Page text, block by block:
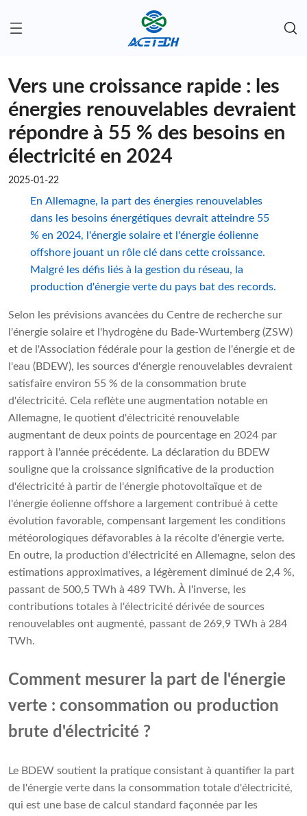
Vers une croissance rapide : les
énergies renouvelables devraient
répondre à 55 % des besoins en
électricité en 2024
2025-01-22
En Allemagne, la part des énergies renouvelables
dans les besoins énergétiques devrait atteindre 55
% en 2024, l'énergie solaire et l'énergie éolienne
offshore jouant un rôle clé dans cette croissance.
Malgré les défis liés à la gestion du réseau, la
production d'énergie verte du pays bat des records.
Selon les prévisions avancées du Centre de recherche sur
l'énergie solaire et l'hydrogène du Bade-Wurtemberg (ZSW)
et de l'Association fédérale pour la gestion de l'énergie et de
l'eau (BDEW), les sources d'énergie renouvelables devraient
satisfaire environ 55 % de la consommation brute
d'électricité. Cela reflète une augmentation notable en
Allemagne, le quotient d'électricité renouvelable
augmentant de deux points de pourcentage en 2024 par
rapport à l'année précédente. La déclaration du BDEW
souligne que la croissance significative de la production
d'électricité à partir de l'énergie photovoltaïque et de
l'énergie éolienne offshore a largement contribué à cette
évolution favorable, compensant largement les conditions
météorologiques défavorables à la récolte d'énergie verte.
En outre, la production d'électricité en Allemagne, selon des
estimations approximatives, a légèrement diminué de 2,4 %,
passant de 500,5 TWh à 489 TWh. À l'inverse, les
contributions totales à l'électricité dérivée de sources
renouvelables ont augmenté, passant de 269,9 TWh à 284
TWh.
Comment mesurer la part de l'énergie
verte : consommation ou production
brute d'électricité ?
Le BDEW soutient la pratique consistant à quantifier la part
de l'énergie verte dans la consommation totale d'électricité,
qui est une base de calcul standard façonnée par les